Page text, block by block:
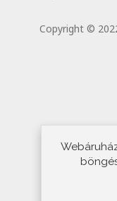
Copyright ©